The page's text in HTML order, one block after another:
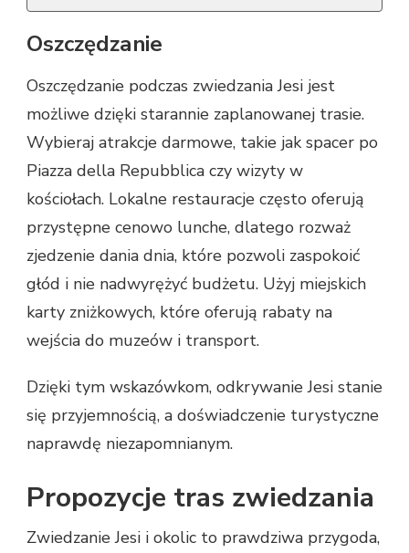
Oszczędzanie
Oszczędzanie podczas zwiedzania Jesi jest
możliwe dzięki starannie zaplanowanej trasie.
Wybieraj atrakcje darmowe, takie jak spacer po
Piazza della Repubblica czy wizyty w
kościołach. Lokalne restauracje często oferują
przystępne cenowo lunche, dlatego rozważ
zjedzenie dania dnia, które pozwoli zaspokoić
głód i nie nadwyrężyć budżetu. Użyj miejskich
karty zniżkowych, które oferują rabaty na
wejścia do muzeów i transport.
Dzięki tym wskazówkom, odkrywanie Jesi stanie
się przyjemnością, a doświadczenie turystyczne
naprawdę niezapomnianym.
Propozycje tras zwiedzania
Zwiedzanie Jesi i okolic to prawdziwa przygoda,